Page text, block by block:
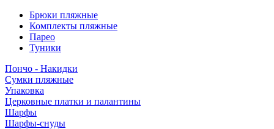
Брюки пляжные
Комплекты пляжные
Парео
Туники
Пончо - Накидки
Сумки пляжные
Упаковка
Церковные платки и палантины
Шарфы
Шарфы-снуды